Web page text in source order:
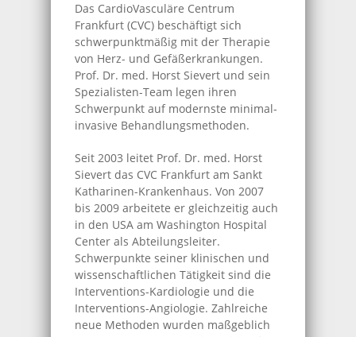
Das CardioVasculäre Centrum
Frankfurt (CVC) beschäftigt sich
schwerpunktmäßig mit der Therapie
von Herz- und Gefäßerkrankungen.
Prof. Dr. med. Horst Sievert und sein
Spezialisten-Team legen ihren
Schwerpunkt auf modernste minimal-
invasive Behandlungsmethoden.
Seit 2003 leitet Prof. Dr. med. Horst
Sievert das CVC Frankfurt am Sankt
Katharinen-Krankenhaus. Von 2007
bis 2009 arbeitete er gleichzeitig auch
in den USA am Washington Hospital
Center als Abteilungsleiter.
Schwerpunkte seiner klinischen und
wissenschaftlichen Tätigkeit sind die
Interventions-Kardiologie und die
Interventions-Angiologie. Zahlreiche
neue Methoden wurden maßgeblich